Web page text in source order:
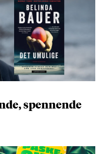
spennende